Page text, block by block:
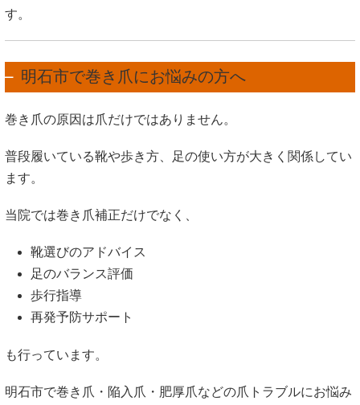
す。
明石市で巻き爪にお悩みの方へ
巻き爪の原因は爪だけではありません。
普段履いている靴や歩き方、足の使い方が大きく関係してい
ます。
当院では巻き爪補正だけでなく、
靴選びのアドバイス
足のバランス評価
歩行指導
再発予防サポート
も行っています。
明石市で巻き爪・陥入爪・肥厚爪などの爪トラブルにお悩み